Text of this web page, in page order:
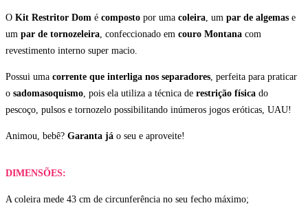
O Kit Restritor Dom é composto por uma coleira , um par de algemas e
um par de tornozeleira , confeccionado em couro Montana com
revestimento interno super macio.
Possui uma corrente que interliga nos separadores , perfeita para praticar
o sadomasoquismo , pois ela utiliza a técnica de restrição física do
pescoço, pulsos e tornozelo possibilitando inúmeros jogos eróticas, UAU!
Animou, bebê? Garanta já o seu e aproveite!
DIMENSÕES:
A coleira mede 43 cm de circunferência no seu fecho máximo;